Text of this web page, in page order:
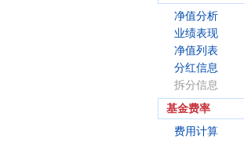
净值分析
业绩表现
净值列表
分红信息
拆分信息
基金费率
费用计算